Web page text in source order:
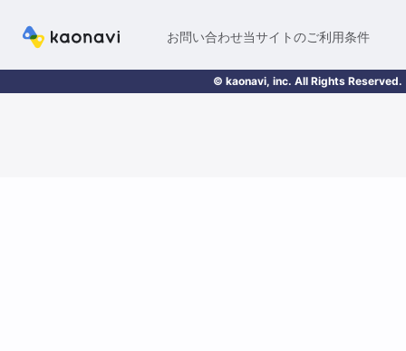
お問い合わせ当サイトのご利用条件
© kaonavi, inc. All Rights Reserved.